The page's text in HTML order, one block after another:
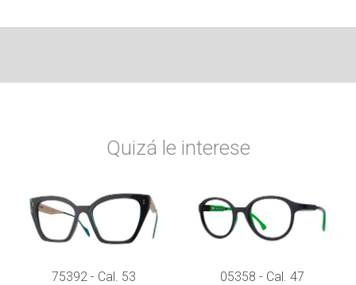
Quizá le interese
75392 - Cal. 53 05358 - Cal. 47